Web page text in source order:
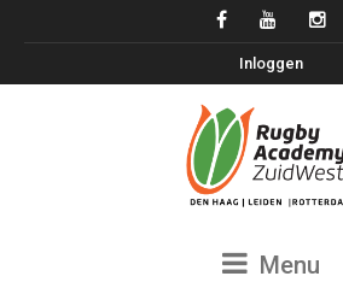
Inloggen
Menu